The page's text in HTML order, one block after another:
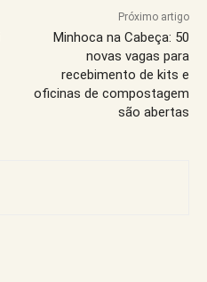
Próximo artigo
Minhoca na Cabeça: 50
novas vagas para
recebimento de kits e
oficinas de compostagem
são abertas